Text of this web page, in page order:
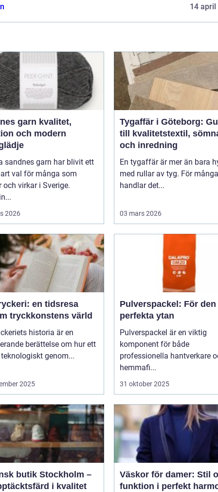
14 april
garn kvalitet,
och modern
sandnes garn har blivit ett
val för många som
och virkar i Sverige.
2026
Tygaffär i Göteborg:
till kvalitetstextil,
och inredning
En tygaffär är mer än bara
med rullar av tyg. För många
handlar det...
03 mars 2026
en tidsresa
tryckkonstens värld
historia är en
berättelse om hur ett
genom...
2025
Pulverspackel: För den
perfekta ytan
Pulverspackel är en viktig
komponent för både
professionella hantverkare
hemmafi...
31 oktober 2025
butik Stockholm –
i kvalitet
Väskor för damer: Stil
funktion i perfekt